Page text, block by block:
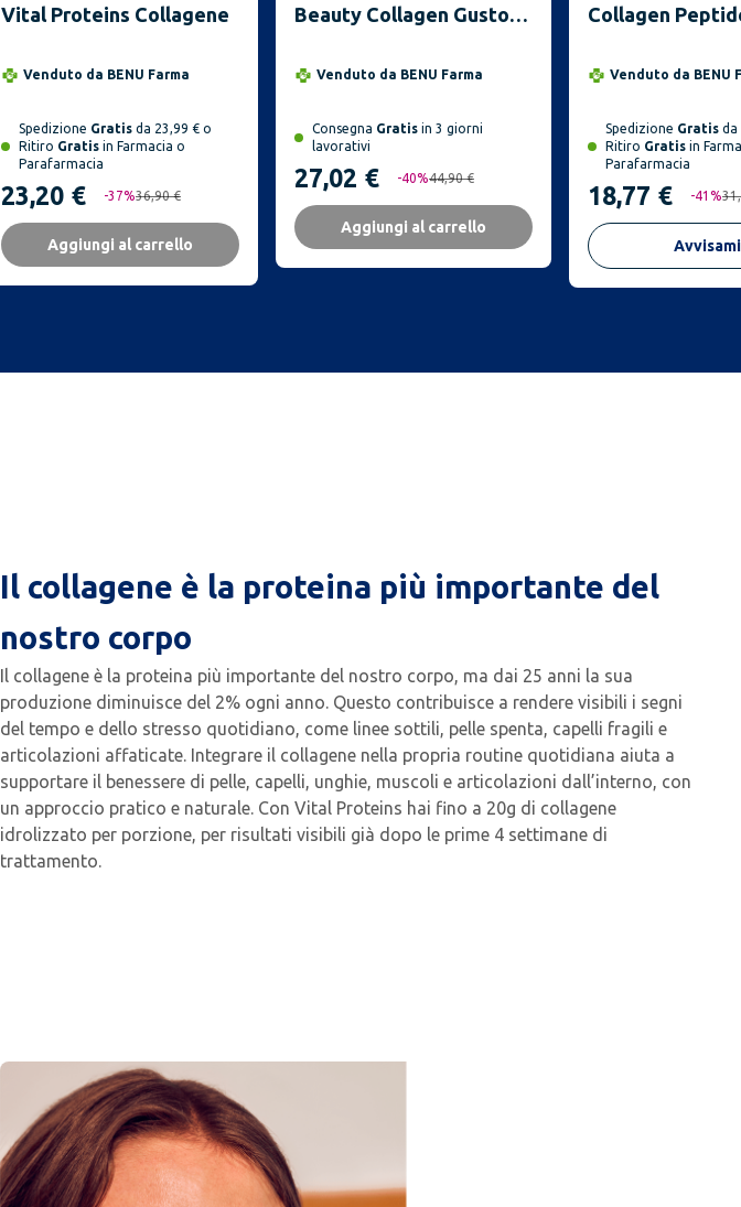
Vital Proteins Collagene
Venduto da BENU Farma
Spedizione Gratis da 23,99 € o
Ritiro Gratis in Farmacia o
Parafarmacia
23,20 € -37%36,90 €
Aggiungi al carrello
Beauty Collagen Gusto
Venduto da BENU Farma
Consegna Gratis in 3 giorni
lavorativi
27,02 € -40%44,90 €
Aggiungi al carrello
Collagen
Venduto da BENU
Spedizione Gratis da
Ritiro Gratis in
Parafarmacia
18,77 € -41 %
Avvisami
Il collagene è la proteina più importante del
nostro corpo
Il collagene è la proteina più importante del nostro corpo, ma dai 25 anni la sua
produzione diminuisce del 2% ogni anno. Questo contribuisce a rendere visibili i segni
del tempo e dello stresso quotidiano, come linee sottili, pelle spenta, capelli fragili e
articolazioni affaticate. Integrare il collagene nella propria routine quotidiana aiuta a
supportare il benessere di pelle, capelli, unghie, muscoli e articolazioni dall’interno, con
un approccio pratico e naturale. Con Vital Proteins hai fino a 20g di collagene
idrolizzato per porzione, per risultati visibili già dopo le prime 4 settimane di
trattamento.